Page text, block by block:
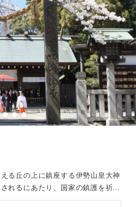
る丘の上に鎮座する伊勢山皇大神
れるにあたり、国家の鎮護を祈る
今も参拝する人が絶えない神奈川